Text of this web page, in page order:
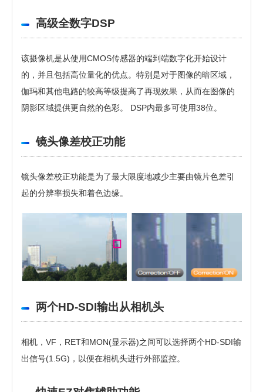
高级全数字DSP
该摄像机是从使用CMOS传感器的端到端数字化开始设计
的，并且包括高位量化的优点。特别是对于图像的暗区域，
伽玛和其他电路的较高等级提高了再现效果，从而在图像的
阴影区域提供更自然的色彩。 DSP内最多可使用38位。
镜头像差校正功能
镜头像差校正功能是为了最大限度地减少主要由镜片色差引
起的分辨率损失和着色边缘。
两个HD-SDI输出从相机头
相机，VF，RET和MON(显示器)之间可以选择两个HD-SDI输
出信号(1.5G)，以便在相机头进行外部监控。